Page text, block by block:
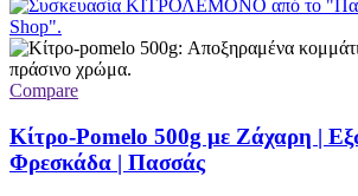
Compare
Κίτρο-Pomelo 500g με Ζάχαρη |
Φρεσκάδα | Πασσάς